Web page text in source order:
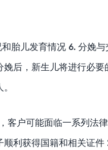
胎儿发育情况 6. 分娩
后，新生儿将进行必
客户可能面临一系列法
利获得国籍和相关证